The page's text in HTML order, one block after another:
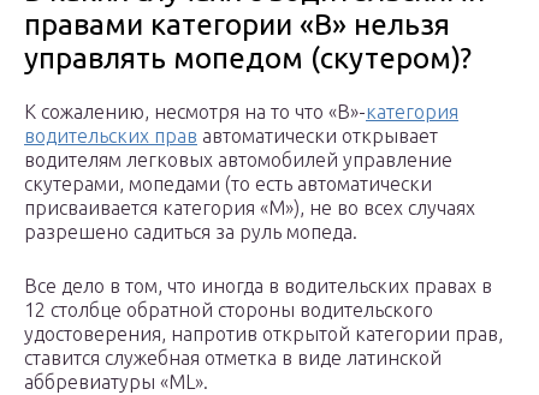
правами категории «В» нельзя
управлять мопедом (скутером)?
К сожалению, несмотря на то что «В»-категория
водительских прав автоматически открывает
водителям легковых автомобилей управление
скутерами, мопедами (то есть автоматически
присваивается категория «М»), не во всех случаях
разрешено садиться за руль мопеда.
Все дело в том, что иногда в водительских правах в
12 столбце обратной стороны водительского
удостоверения, напротив открытой категории прав,
ставится служебная отметка в виде латинской
аббревиатуры «ML».